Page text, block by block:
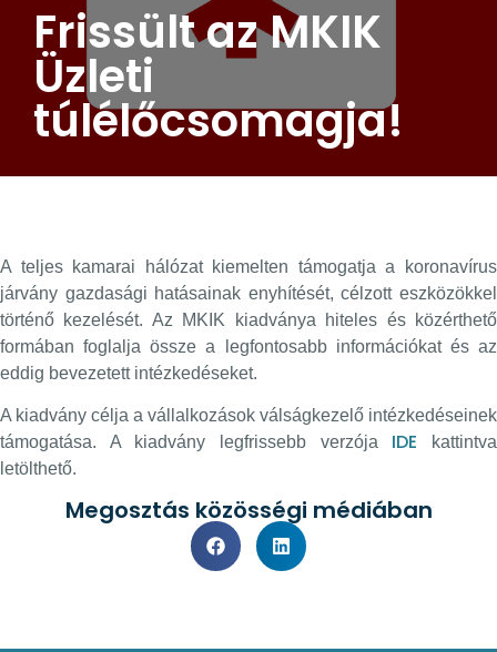
Frissült az MKIK
Üzleti
túlélőcsomagja!
A teljes kamarai hálózat kiemelten támogatja a koronavírus
járvány gazdasági hatásainak enyhítését, célzott eszközökkel
történő kezelését. Az MKIK kiadványa hiteles és közérthető
formában foglalja össze a legfontosabb információkat és az
eddig bevezetett intézkedéseket.
A kiadvány célja a vállalkozások válságkezelő intézkedéseinek
támogatása. A kiadvány legfrissebb verzója IDE kattintva
letölthető.
Megosztás közösségi médiában